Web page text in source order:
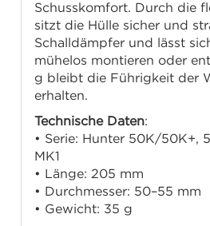
Schusskomfort. Durch die
sitzt die Hülle sicher und
Schalldämpfer und lässt
mühelos montieren oder
g bleibt die Führigkeit der
erhalten.
Technische Daten:
• Serie: Hunter 50K/50K+,
MK1
• Länge: 205 mm
• Durchmesser: 50–55 mm
• Gewicht: 35 g